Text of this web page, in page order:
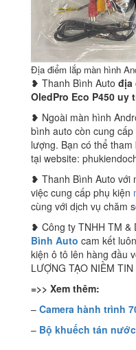
Địa điểm lắp màn hình
❥ Thanh Bình Auto địa
OledPro Eco P450 uy
❥ Ngoài màn hình
bình auto còn cung
lượng. Bạn có thể
tại website:
❥ Thanh Bình Auto với
việc cung cấp phụ kiện
cùng với dịch vụ chăm
❥ Công ty TNHH TM &
Bình Auto cam kết
kiện ô tô lên hàng đầu
LƯỢNG TẠO NIỀM
=>> Xem thêm:
– Camera hành trình
– Bộ khuếch tán